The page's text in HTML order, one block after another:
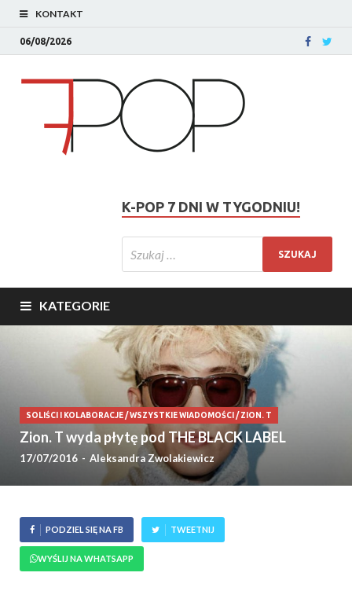
KONTAKT
06/08/2026
K-POP 7 DNI W TYGODNIU!
KATEGORIE
SOLIŚCI I KOLABORACJE/WSZYSTKIE WIADOMOŚCI /ZION. T
Zion. T wyda płytę pod THE BLACK LABEL
17/07/2016 - Aleksandra Zwolakiewicz
PODZIEL SIĘ NA FB TWEETNIJ
WYŚLIJ NA WHATSAPP